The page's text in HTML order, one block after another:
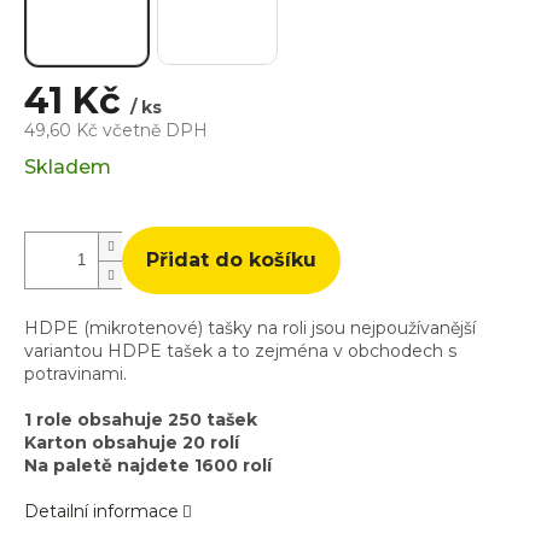
41 Kč / ks
49,60 Kč včetně DPH
Měrná
Skladem
Přidat do košíku
HDPE (mikrotenové) tašky na roli jsou nejpoužívanější
variantou HDPE tašek a to zejména v obchodech s
potravinami.
1 role obsahuje 250 tašek
Karton obsahuje 20 rolí
Na paletě najdete 1600 rolí
Detailní informace